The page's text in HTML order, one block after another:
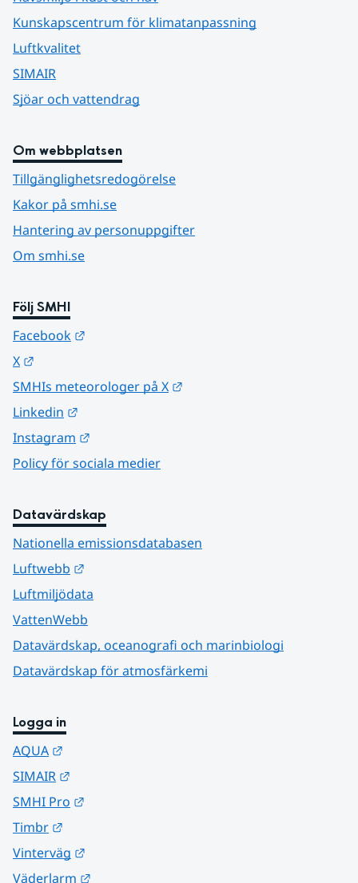
Kunskapscentrum för klimatanpassning
Luftkvalitet
SIMAIR
Sjöar och vattendrag
Om webbplatsen
Tillgänglighetsredogörelse
Kakor på smhi.se
Hantering av personuppgifter
Om smhi.se
Följ SMHI
Facebook
X
SMHIs meteorologer på X
Linkedin
Instagram
Policy för sociala medier
Datavärdskap
Nationella emissionsdatabasen
Luftwebb
Luftmiljödata
VattenWebb
Datavärdskap, oceanografi och marinbiologi
Datavärdskap för atmosfärkemi
Logga in
AQUA
SIMAIR
SMHI Pro
Timbr
Vinterväg
Väderlarm